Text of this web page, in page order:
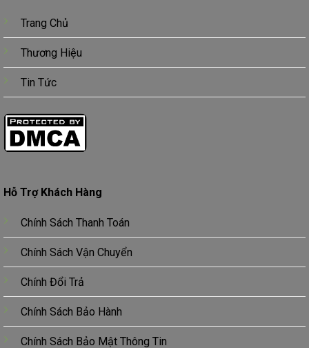
Trang Chủ
Thương Hiệu
Tin Tức
Hỗ Trợ Khách Hàng
Chính Sách Thanh Toán
Chính Sách Vận Chuyển
Chính Đổi Trả
Chính Sách Bảo Hành
Chính Sách Bảo Mật Thông Tin